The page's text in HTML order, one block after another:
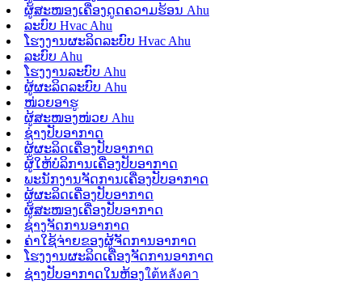
ຜູ້ສະໜອງເຄື່ອງດູດຄວາມຮ້ອນ Ahu
ລະບົບ Hvac Ahu
ໂຮງງານຜະລິດລະບົບ Hvac Ahu
ລະບົບ Ahu
ໂຮງງານລະບົບ Ahu
ຜູ້ຜະລິດລະບົບ Ahu
ໜ່ວຍອາຮູ
ຜູ້ສະໜອງໜ່ວຍ Ahu
ຊ່າງປັບອາກາດ
ຜູ້ຜະລິດເຄື່ອງປັບອາກາດ
ຜູ້ໃຫ້ບໍລິການເຄື່ອງປັບອາກາດ
ພະນັກງານຈັດການເຄື່ອງປັບອາກາດ
ຜູ້ຜະລິດເຄື່ອງປັບອາກາດ
ຜູ້ສະໜອງເຄື່ອງປັບອາກາດ
ຊ່າງຈັດການອາກາດ
ຄ່າໃຊ້ຈ່າຍຂອງຜູ້ຈັດການອາກາດ
ໂຮງງານຜະລິດເຄື່ອງຈັດການອາກາດ
ຊ່າງປັບອາກາດໃນຫ້ອງใต้หลังคา